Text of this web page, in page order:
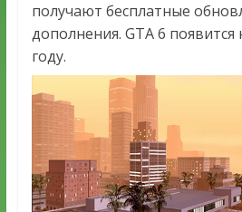
получают бесплатные
дополнения. GTA 6 появится
году.